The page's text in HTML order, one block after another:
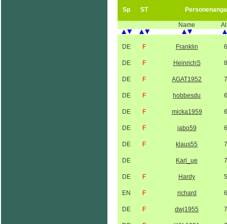
Sp ST
Name
DE F Franklin
DE F HeinrichS
DE F AGAT1952
DE F hobbesdu
DE F micka1959
DE F jabo59
DE F klaus55
DE Karl_ue
DE F Hardy
EN F richard
DE F dwj1955